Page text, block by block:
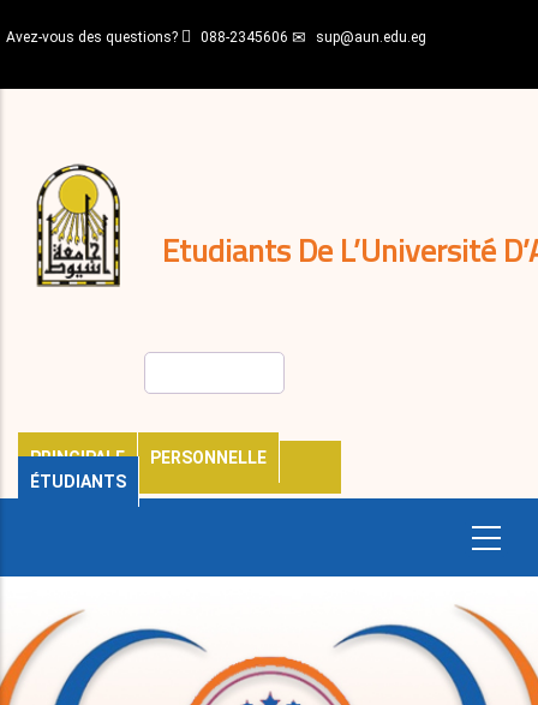
au
principal
Avez-vous des questions? 088-2345606 sup@aun.edu.eg
Etudiants De L’Université
PRINCIPALE
PERSONNELLE
ÉTUDIANTS
décisions
Expatriés
Journal